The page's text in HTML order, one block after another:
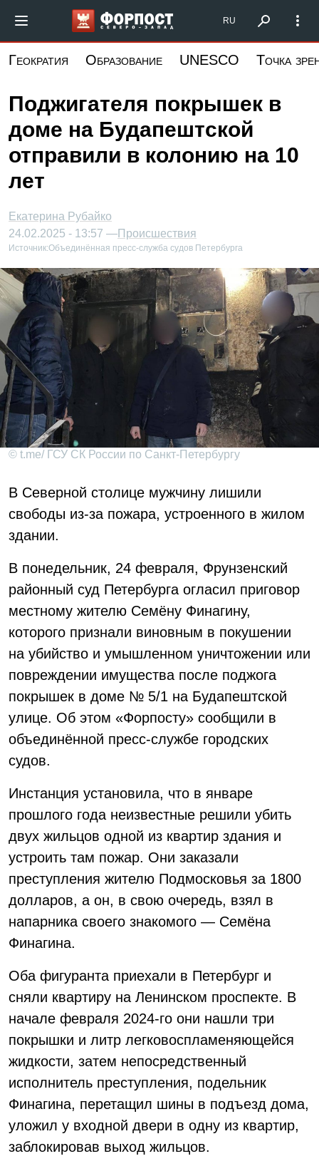
основному
Форпост Северо-Запад
RU
Геократия Образование UNESCO Точка
Поджигателя покрышек в
доме на Будапештской
отправили в колонию на 10
лет
Екатерина Рубайко
24.02.2025 - 13:57 —Происшествия
Источник:Объединённая пресс-служба судов Петербурга
© t.me/ ГСУ СК России по Санкт-Петербургу
В Северной столице мужчину лишили
свободы из-за пожара, устроенного в жилом
здании.
В понедельник, 24 февраля, Фрунзенский
районный суд Петербурга огласил приговор
местному жителю Семёну Финагину,
которого признали виновным в покушении
на убийство и умышленном уничтожении или
повреждении имущества после поджога
покрышек в доме № 5/1 на Будапештской
улице. Об этом «Форпосту» сообщили в
объединённой пресс-службе городских
судов.
Инстанция установила, что в январе
прошлого года неизвестные решили убить
двух жильцов одной из квартир здания и
устроить там пожар. Они заказали
преступления жителю Подмосковья за 1800
долларов, а он, в свою очередь, взял в
напарника своего знакомого — Семёна
Финагина.
Оба фигуранта приехали в Петербург и
сняли квартиру на Ленинском проспекте. В
начале февраля 2024-го они нашли три
покрышки и литр легковоспламеняющейся
жидкости, затем непосредственный
исполнитель преступления, подельник
Финагина, перетащил шины в подъезд дома,
уложил у входной двери в одну из квартир,
заблокировав выход жильцов.